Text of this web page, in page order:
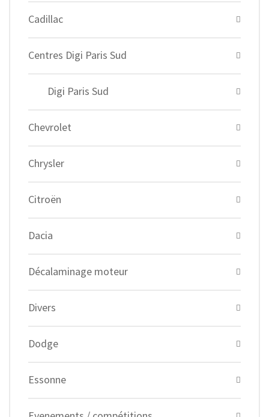
Cadillac
Centres Digi Paris Sud
Digi Paris Sud
Chevrolet
Chrysler
Citroën
Dacia
Décalaminage moteur
Divers
Dodge
Essonne